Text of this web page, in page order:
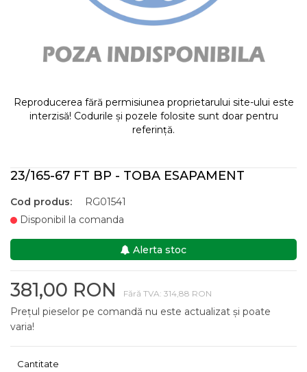
Reproducerea fără permisiunea proprietarului site-ului este
interzisă! Codurile și pozele folosite sunt doar pentru
referință.
23/165-67 FT BP - TOBA ESAPAMENT
Cod produs:
RG01541
Disponibil la comanda
Alerta stoc
381,00 RON Fără TVA: 314,88 RON
Prețul pieselor pe comandă nu este actualizat și poate
varia!
Cantitate